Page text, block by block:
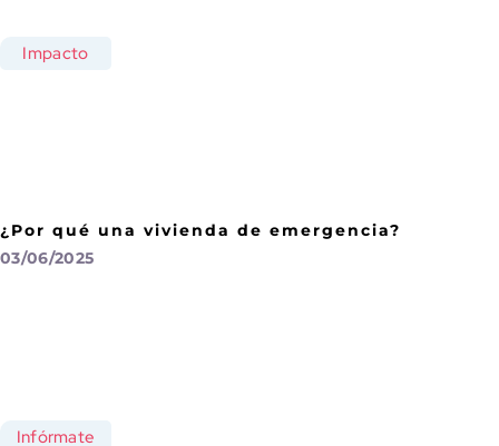
¿Por qué una vivienda de emergencia?
03/06/2025
Impacto
Infórmate